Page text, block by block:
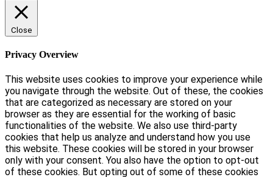
Close
Privacy Overview
This website uses cookies to improve your experience while
you navigate through the website. Out of these, the cookies
that are categorized as necessary are stored on your
browser as they are essential for the working of basic
functionalities of the website. We also use third-party
cookies that help us analyze and understand how you use
this website. These cookies will be stored in your browser
only with your consent. You also have the option to opt-out
of these cookies. But opting out of some of these cookies